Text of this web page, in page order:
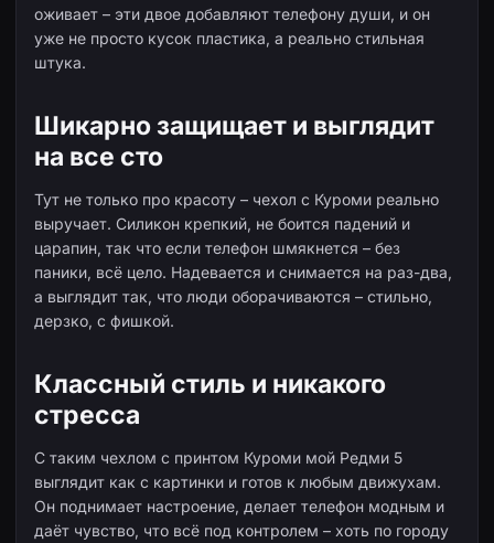
оживает – эти двое добавляют телефону души, и он
уже не просто кусок пластика, а реально стильная
штука.
Шикарно защищает и выглядит
на все сто
Тут не только про красоту – чехол с Куроми реально
выручает. Силикон крепкий, не боится падений и
царапин, так что если телефон шмякнется – без
паники, всё цело. Надевается и снимается на раз-два,
а выглядит так, что люди оборачиваются – стильно,
дерзко, с фишкой.
Классный стиль и никакого
стресса
С таким чехлом с принтом Куроми мой Редми 5
выглядит как с картинки и готов к любым движухам.
Он поднимает настроение, делает телефон модным и
даёт чувство, что всё под контролем – хоть по городу